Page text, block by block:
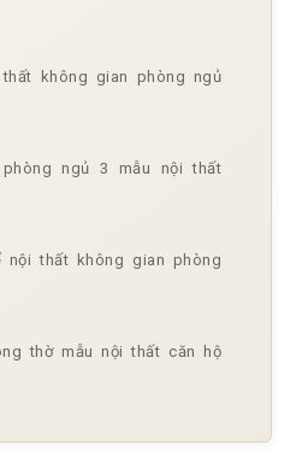
không gian phòng ngủ
ngủ 3 mẫu nội thất
nội thất không gian phòng
thờ mẫu nội thất căn hộ